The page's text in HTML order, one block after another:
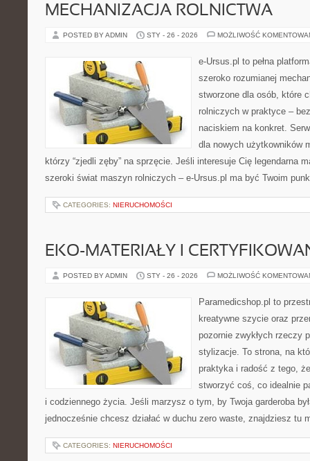
MECHANIZACJA ROLNICTWA
POSTED BY ADMIN STY - 26 - 2026 MOŻLIWOŚĆ
e-Ursus.pl to pełna
szeroko rozumianej
stworzone dla osób, które
rolniczych w praktyce –
naciskiem na konkret.
dla nowych użytkowników
którzy “zjedli zęby” na sprzęcie. Jeśli interesuje Cię legendarna
szeroki świat maszyn rolniczych – e-Ursus.pl ma być Twoim
CATEGORIES: NIERUCHOMOŚCI
EKO-MATERIAŁY I
POSTED BY ADMIN STY - 26 - 2026 MOŻLIWOŚĆ
Paramedicshop.pl to
kreatywne szycie oraz
pozornie zwykłych rzeczy
stylizacje. To strona, na
praktyka i radość z tego,
stworzyć coś, co idealnie
i codziennego życia. Jeśli marzysz o tym, by Twoja garderoba
jednocześnie chcesz działać w duchu zero waste, znajdziesz tu
CATEGORIES: NIERUCHOMOŚCI